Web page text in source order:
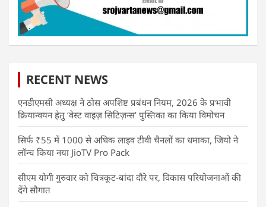
RECENT NEWS
एनडीएमसी अध्यक्ष ने ठोस अपशिष्ट प्रबंधन नियम, 2026 के प्रभावी
क्रियान्वयन हेतु ‘वेस्ट वाइज़ सिटिज़न्स’ पुस्तिका का किया विमोचन
सिर्फ ₹55 में 1000 से अधिक लाइव टीवी चैनलों का धमाका, जियो ने
लॉन्च किया नया JioTV Pro Pack
सीएम योगी गुरुवार को चित्रकूट-बांदा दौरे पर, विकास परियोजनाओं की
देंगे सौगात